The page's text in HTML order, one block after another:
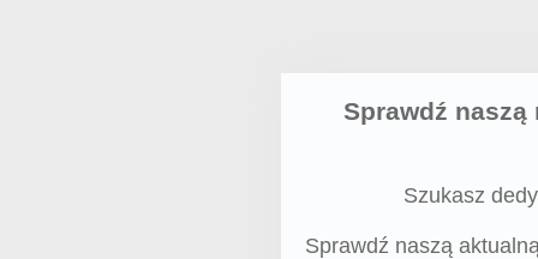
Sprawdź
Szukasz
Sprawdź naszą